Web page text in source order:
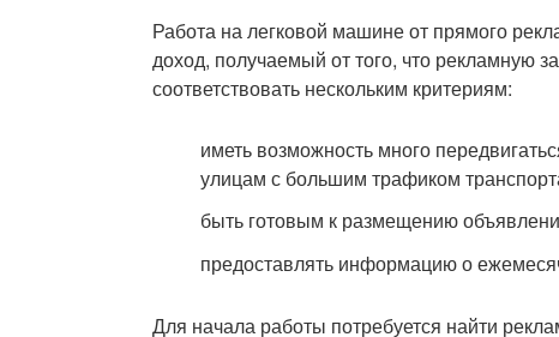
Работа на легковой машине от прямого
доход, получаемый от того, что рекламную
соответствовать нескольким критериям:
иметь возможность много
улицам с большим трафиком
быть готовым к размещению
предоставлять информацию о
Для начала работы потребуется найти